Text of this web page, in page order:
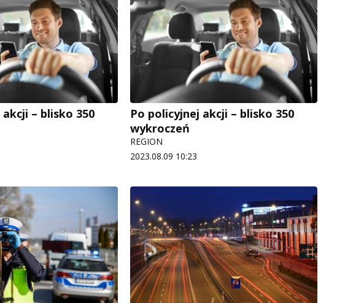
– blisko 350
Po policyjnej akcji – blisko 350
wykroczeń
REGION
2023.08.09 10:23